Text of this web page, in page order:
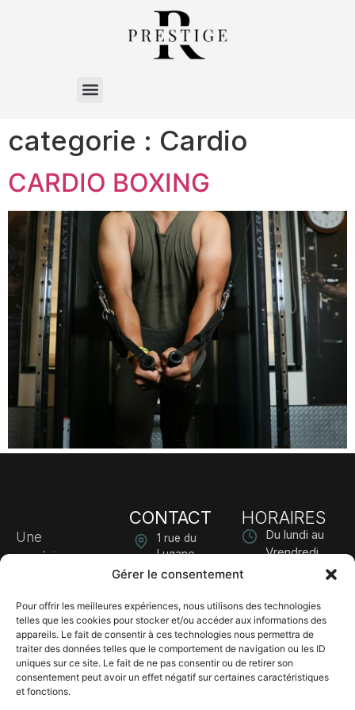
Gérer le consentement
Pour offrir les meilleures expériences, nous utilisons des technologies
telles que les cookies pour stocker et/ou accéder aux informations des
appareils. Le fait de consentir à ces technologies nous permettra de
traiter des données telles que le comportement de navigation ou les ID
uniques sur ce site. Le fait de ne pas consentir ou de retirer son
consentement peut avoir un effet négatif sur certaines caractéristiques
et fonctions.
categorie : Cardio
CARDIO BOXING
Une
expérience
chaque plat
raconte une
histoire.
CONTACT
1 rue du
Lugano
68180
WIHR
03 89 30 86
30
contact@digilix.fr
HORAIRES
Du lundi au
Vrendredi
09:00 - 12:00
18:00